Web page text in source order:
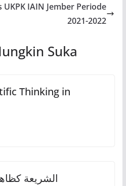
UKPK IAIN Jember Periode
2021-2022
Suka
Thinking in
الشريعة